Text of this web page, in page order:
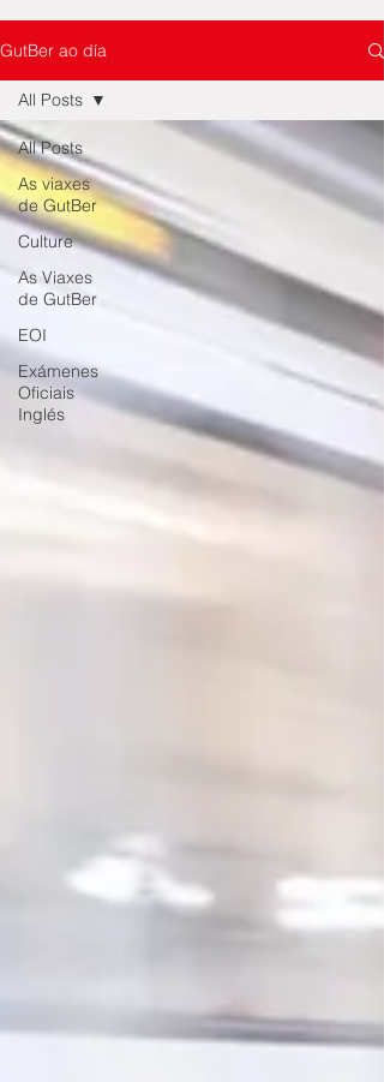
GutBer ao día
All Posts
As viaxes
de GutBer
Culture
As Viaxes
de GutBer
EOI
Exámenes
Oficiais
Inglés
All Posts